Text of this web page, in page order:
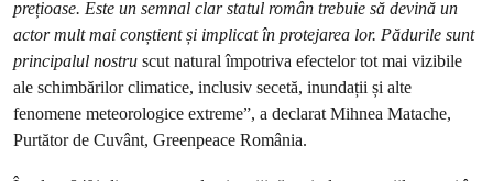
prețioase. Este un semnal clar statul român trebuie să devină un
actor mult mai conștient și implicat în protejarea lor. Pădurile sunt
principalul nostru scut natural împotriva efectelor tot mai vizibile
ale schimbărilor climatice, inclusiv secetă, inundații și alte
fenomene meteorologice extreme”, a declarat Mihnea Matache,
Purtător de Cuvânt, Greenpeace România.